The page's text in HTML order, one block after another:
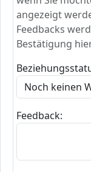
angezeigt
Feedbacks
Bestätigung
Feedback: